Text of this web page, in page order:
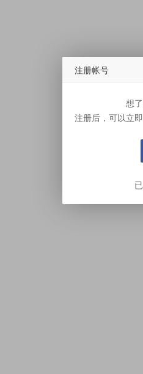
注册帐号
想
注册后，可以立